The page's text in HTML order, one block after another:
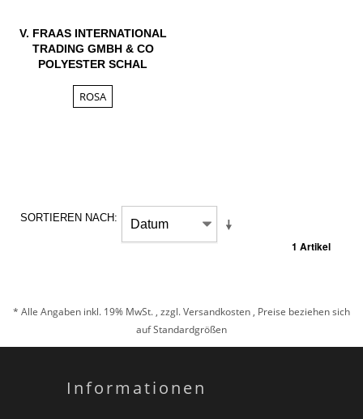
V. FRAAS INTERNATIONAL
TRADING GMBH & CO
POLYESTER SCHAL
ROSA
SORTIEREN NACH
1 Artikel
* Alle Angaben inkl. 19% MwSt. , zzgl.Versandkosten , Preise beziehen sich
auf Standardgrößen
Informationen